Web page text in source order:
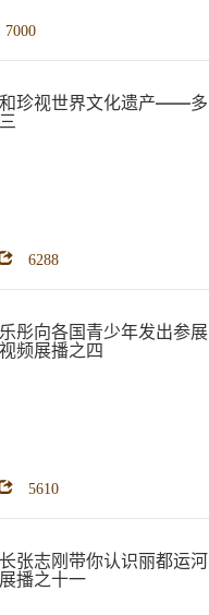
珍视世界文化遗产——多
6288
彤向各国青少年发出参展
频展播之四
5610
张志刚带你认识丽都运河
播之十一